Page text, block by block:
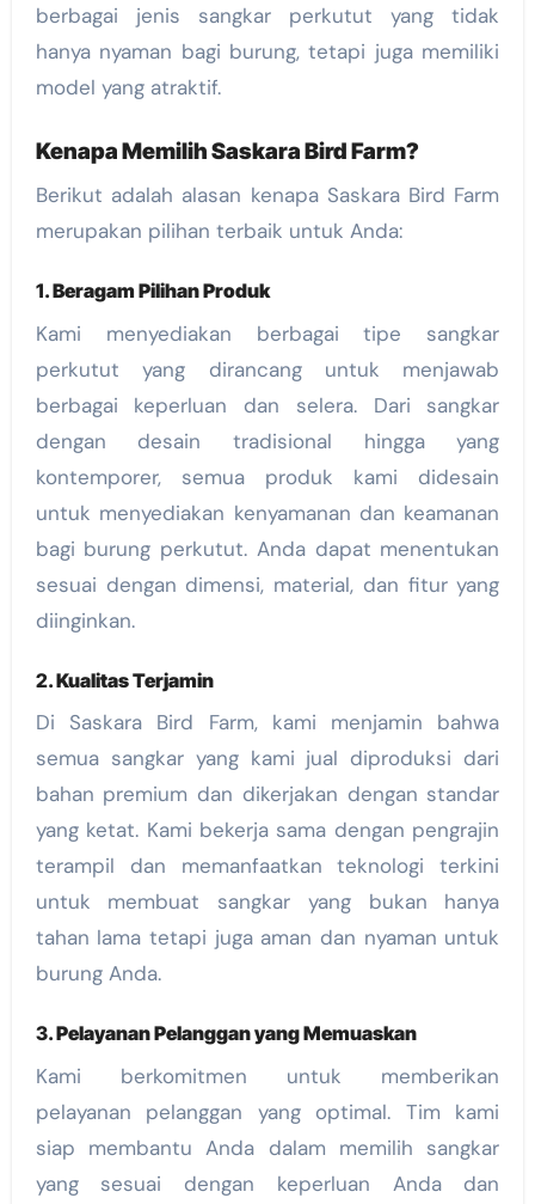
berbagai jenis sangkar perkutut yang tidak
hanya nyaman bagi burung, tetapi juga memiliki
model yang atraktif.
Kenapa Memilih Saskara Bird Farm?
Berikut adalah alasan kenapa Saskara Bird Farm
merupakan pilihan terbaik untuk Anda:
1.Beragam Pilihan Produk
Kami menyediakan berbagai tipe sangkar
perkutut yang dirancang untuk menjawab
berbagai keperluan dan selera. Dari sangkar
dengan desain tradisional hingga yang
kontemporer, semua produk kami didesain
untuk menyediakan kenyamanan dan keamanan
bagi burung perkutut. Anda dapat menentukan
sesuai dengan dimensi, material, dan fitur yang
diinginkan.
2.Kualitas Terjamin
Di Saskara Bird Farm, kami menjamin bahwa
semua sangkar yang kami jual diproduksi dari
bahan premium dan dikerjakan dengan standar
yang ketat. Kami bekerja sama dengan pengrajin
terampil dan memanfaatkan teknologi terkini
untuk membuat sangkar yang bukan hanya
tahan lama tetapi juga aman dan nyaman untuk
burung Anda.
3.Pelayanan Pelanggan yang Memuaskan
Kami berkomitmen untuk memberikan
pelayanan pelanggan yang optimal. Tim kami
siap membantu Anda dalam memilih sangkar
yang sesuai dengan keperluan Anda dan